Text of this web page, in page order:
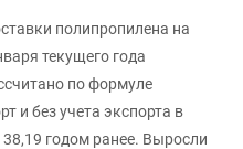
полипропилена на
текущего года
по формуле
и без учета экспорта в
годом ранее. Выросли